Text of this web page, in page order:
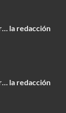
la redacción
la redacción